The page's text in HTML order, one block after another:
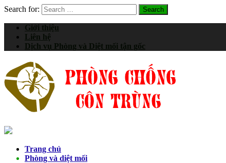
Search for:
Giới thiệu
Liên hệ
Dịch vụ Phòng và Diệt mối tận gốc
Trang chủ
Phòng và diệt mối